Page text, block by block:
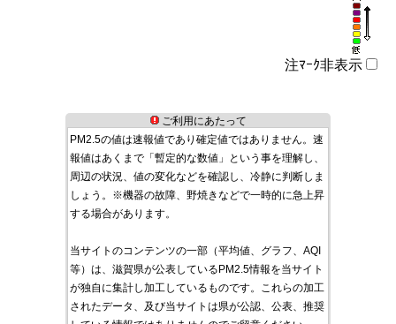
注ﾏｰｸ非表示
ご利用にあたって
PM2.5の値は速報値であり確定値ではありません。速
報値はあくまで「暫定的な数値」という事を理解し、
周辺の状況、値の変化などを確認し、冷静に判断しま
しょう。※機器の故障、野焼きなどで一時的に急上昇
する場合があります。
当サイトのコンテンツの一部（平均値、グラフ、AQI
等）は、滋賀県が公表しているPM2.5情報を当サイト
が独自に集計し加工しているものです。これらの加工
されたデータ、及び当サイトは県が公認、公表、推奨